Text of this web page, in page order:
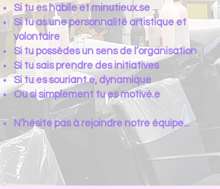
Si tu es habile et minutieux.se
Si tu as une personnalité artistique et
volontaire
Si tu possèdes un sens de l’organisation
Si tu sais prendre des initiatives
Si tu es souriant.e, dynamique
Ou si simplement tu es motivé.e
N’hésite pas à rejoindre notre équipe...